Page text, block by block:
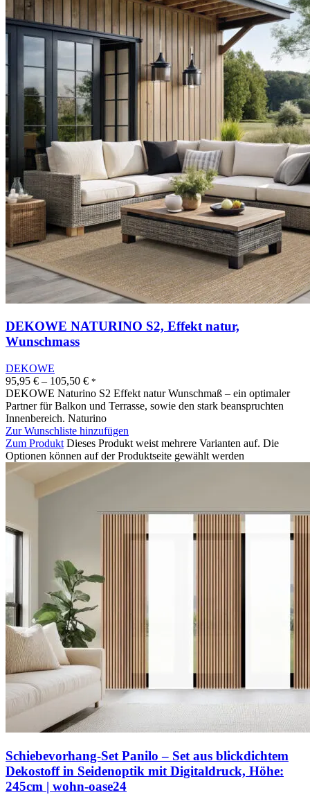
DEKOWE NATURINO S2, Effekt natur,
Wunschmass
DEKOWE
95,95 € – 105,50 € *
DEKOWE Naturino S2 Effekt natur Wunschmaß – ein optimaler
Partner für Balkon und Terrasse, sowie den stark beanspruchten
Innenbereich. Naturino
Zur Wunschliste hinzufügen
Zum Produkt Dieses Produkt weist mehrere Varianten auf. Die
Optionen können auf der Produktseite gewählt werden
Schiebevorhang-Set Panilo – Set aus blickdichtem
Dekostoff in Seidenoptik mit Digitaldruck, Höhe:
245cm | wohn-oase24